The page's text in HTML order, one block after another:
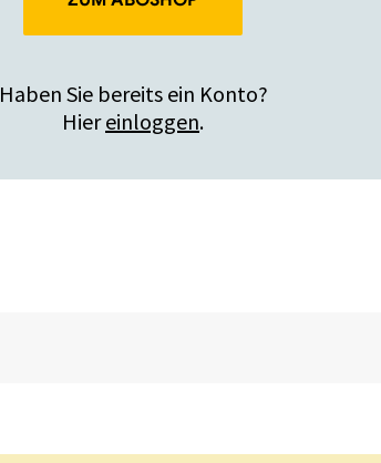
Haben Sie bereits ein Konto?
Hiereinloggen.